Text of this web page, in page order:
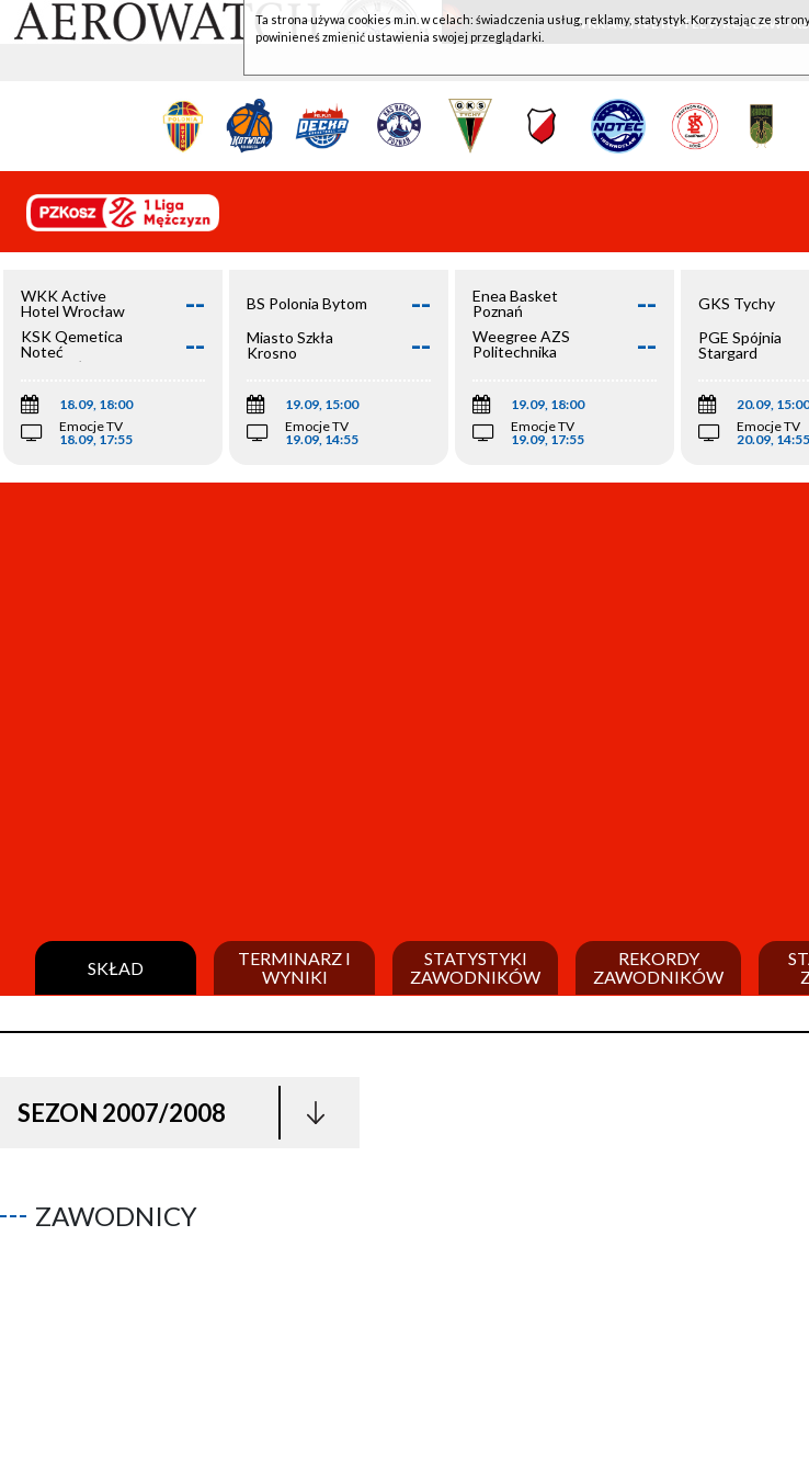
WKK ACTIVE HOTEL WROCŁAW -
WKK Active
Hotel Wrocław
--
KSK Qemetica
Noteć
Inowrocław
--
18.09, 18:00
Emocje TV
18.09, 17:55
BS Polonia Bytom --
Miasto Szkła
Krosno
--
19.09, 15:00
Emocje TV
19.09, 14:55
Enea Basket
Poznań
--
Weegree AZS
Politechnika
--
19.09, 18:00
Emocje TV
19.09, 17:55
GKS Tychy
PGE Spójnia
Stargard
20.09, 15:00
Emocje TV
20.09, 14:55
SKŁAD
TERMINARZ I
WYNIKI
STATYSTYKI
ZAWODNIKÓW
REKORDY
ZAWODNIKÓW
SEZON 2007/2008
ZAWODNICY
Ta strona używa cookies m.in. w celach: świadczenia usług, reklamy, statystyk. Korzystając ze
powinieneś zmienić ustawienia swojej przeglądarki.